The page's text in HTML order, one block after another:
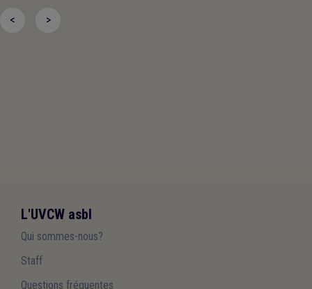
< >
L'UVCW asbl
Qui sommes-nous?
Staff
Questions fréquentes